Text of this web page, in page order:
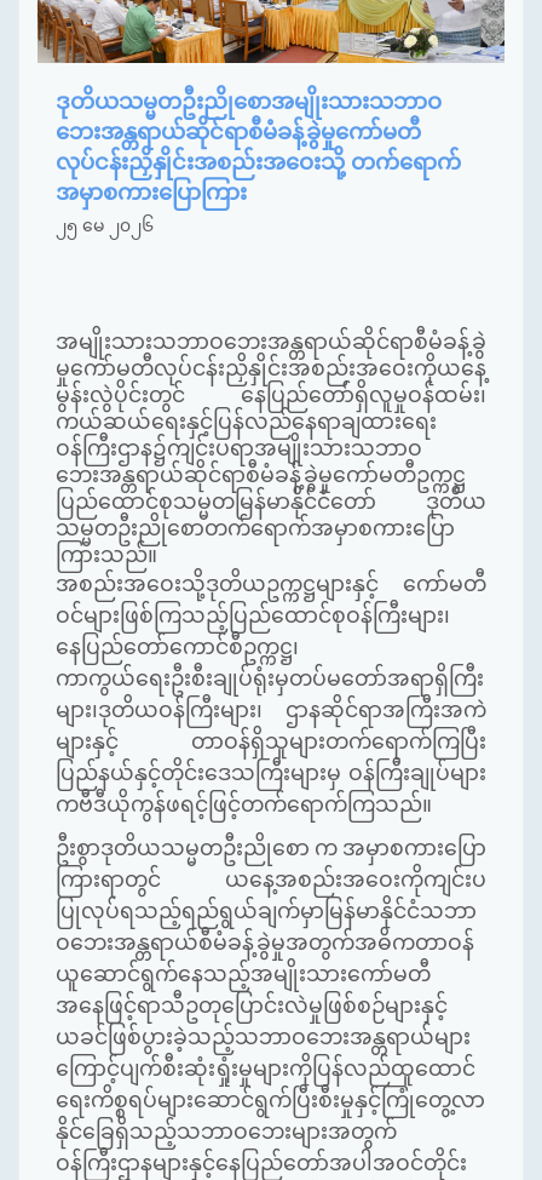
ဒုတိယသမ္မတဦးညိုစောအမျိုးသားသဘာဝ
ဘေးအန္တရာယ်ဆိုင်ရာစီမံခန့်ခွဲမှုကော်မတီ
လုပ်ငန်းညှိနှိုင်းအစည်းအဝေးသို့ တက်ရောက်
အမှာစကားပြောကြား
၂၅ မေ ၂၀၂၆
အမျိုးသားသဘာဝဘေးအန္တရာယ်ဆိုင်ရာစီမံခန့်ခွဲ
မှုကော်မတီလုပ်ငန်းညှိနှိုင်းအစည်းအဝေးကိုယနေ့
မွန်းလွဲပိုင်းတွင် နေပြည်တော်ရှိလူမှုဝန်ထမ်း၊
ကယ်ဆယ်ရေးနှင့်ပြန်လည်နေရာချထားရေး
ဝန်ကြီးဌာန၌ကျင်းပရာအမျိုးသားသဘာဝ
ဘေးအန္တရာယ်ဆိုင်ရာစီမံခန့်ခွဲမှုကော်မတီဥက္ကဋ္ဌ
ပြည်ထောင်စုသမ္မတမြန်မာနိုင်ငံတော် ဒုတိယ
သမ္မတဦးညိုစောတက်ရောက်အမှာစကားပြော
ကြားသည်။
အစည်းအဝေးသို့ဒုတိယဥက္ကဋ္ဌများနှင့် ကော်မတီ
ဝင်များဖြစ်ကြသည့်ပြည်ထောင်စုဝန်ကြီးများ၊
နေပြည်တော်ကောင်စီဥက္ကဋ္ဌ၊
ကာကွယ်ရေးဦးစီးချုပ်ရုံးမှတပ်မတော်အရာရှိကြီး
များ၊ဒုတိယဝန်ကြီးများ၊ ဌာနဆိုင်ရာအကြီးအကဲ
များနှင့် တာဝန်ရှိသူများတက်ရောက်ကြပြီး
ပြည်နယ်နှင့်တိုင်းဒေသကြီးများမှ ဝန်ကြီးချုပ်များ
ကဗီဒီယိုကွန်ဖရင့်ဖြင့်တက်ရောက်ကြသည်။
ဦးစွာဒုတိယသမ္မတဦးညိုစော က အမှာစကားပြော
ကြားရာတွင် ယနေ့အစည်းအဝေးကိုကျင်းပ
ပြုလုပ်ရသည့်ရည်ရွယ်ချက်မှာမြန်မာနိုင်ငံသဘာ
ဝဘေးအန္တရာယ်စီမံခန့်ခွဲမှုအတွက်အဓိကတာဝန်
ယူဆောင်ရွက်နေသည့်အမျိုးသားကော်မတီ
အနေဖြင့်ရာသီဥတုပြောင်းလဲမှုဖြစ်စဉ်များနှင့်
ယခင်ဖြစ်ပွားခဲ့သည့်သဘာဝဘေးအန္တရာယ်များ
ကြောင့်ပျက်စီးဆုံးရှုံးမှုများကိုပြန်လည်ထူထောင်
ရေးကိစ္စရပ်များဆောင်ရွက်ပြီးစီးမှုနှင့်ကြုံတွေ့လာ
နိုင်ခြေရှိသည့်သဘာဝဘေးများအတွက်
ဝန်ကြီးဌာနများနှင့်နေပြည်တော်အပါအဝင်တိုင်း